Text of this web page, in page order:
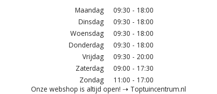
Maandag
09:30 - 18:00
Dinsdag
09:30 - 18:00
Woensdag
09:30 - 18:00
Donderdag
09:30 - 18:00
Vrijdag
09:30 - 20:00
Zaterdag
09:00 - 17:30
Zondag
11:00 - 17:00
Onze webshop is altijd open! ⇢ Toptuincentrum.nl